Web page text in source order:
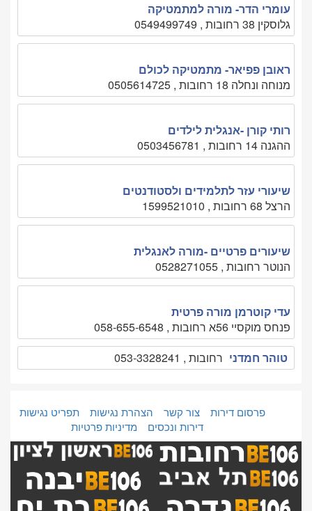
עומרי הדר- מורה למתמטיקה
גלוסקין 38 רחובות , 0549499749
ראובן פפיאר- מתמטיקה לכולם
מנוחה ונחלה 18 רחובות , 0505614725
רותי קורן -אנגלית לילדים
ההגנה 14 רחובות , 0503456781
שיעורי עזר לתלמידים ולסטודנטים
הרצל 68 רחובות , 1599521010
שיעורים פרטיים -מורה לאנגלית
הנוטר רחובות , 0528271055
עדי קוטרמן מורה פרטית
פנחס מוקסיי 56א רחובות , 058-655-6548
טוהר חמדני רחובות , 053-3328241
פרסום דירות צור קשר הצהרת נגישות
תפריט נגישות
דירות ונכסים
מדיניות פרטיות